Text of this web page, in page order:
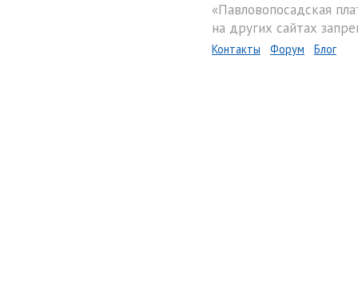
«Павловопосадская
на других сайтах
Контакты Форум Блог